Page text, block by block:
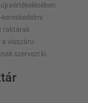
kereskedelmi
raktárak
visszáru-
szervezi ki.